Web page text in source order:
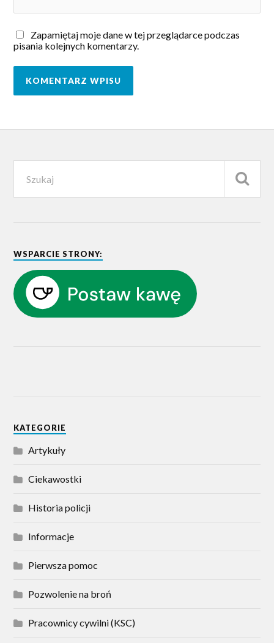
Zapamiętaj moje dane w tej przeglądarce podczas
pisania kolejnych komentarzy.
WSPARCIE STRONY:
KATEGORIE
Artykuły
Ciekawostki
Historia policji
Informacje
Pierwsza pomoc
Pozwolenie na broń
Pracownicy cywilni (KSC)